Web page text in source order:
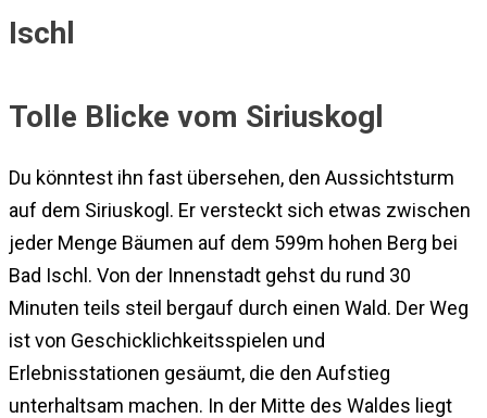
Tolle Blicke vom Siriuskogl
Du könntest ihn fast übersehen, den Aussichtsturm
auf dem Siriuskogl. Er versteckt sich etwas zwischen
jeder Menge Bäumen auf dem 599m hohen Berg bei
Bad Ischl. Von der Innenstadt gehst du rund 30
Minuten teils steil bergauf durch einen Wald. Der Weg
ist von Geschicklichkeitsspielen und
Erlebnisstationen gesäumt, die den Aufstieg
unterhaltsam machen. In der Mitte des Waldes liegt